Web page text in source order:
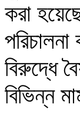
করা
বিরুদ্ধে
বিভিন্ন